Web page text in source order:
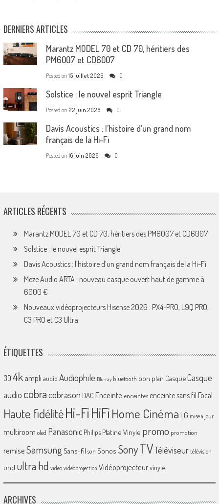
DERNIERS ARTICLES
Marantz MODEL 70 et CD 70, héritiers des
PM6007 et CD6007
Posted on 15 juillet 2026 0
Solstice : le nouvel esprit Triangle
Posted on 22 juin 2026 0
Davis Acoustics : l’histoire d’un grand nom
français de la Hi-Fi
Posted on 16 juin 2026 0
ARTICLES RÉCENTS
Marantz MODEL 70 et CD 70, héritiers des PM6007 et CD6007
Solstice : le nouvel esprit Triangle
Davis Acoustics : l’histoire d’un grand nom français de la Hi-Fi
Meze Audio ARTA : nouveau casque ouvert haut de gamme à
6000 €
Nouveaux vidéoprojecteurs Hisense 2026 : PX4-PRO, L9Q PRO,
C3 PRO et C3 Ultra
ÉTIQUETTES
3D 4k ampliaudio Audiophile Blu-ray bluetooth bon plan CasqueCasque
audio cobracobrason DAC Enceinte enceintes enceinte sans fil Focal
Haute fidélitéHi-FiHiFiHome Cinéma LG mise à jour
multiroom oled Panasonic Philips Platine Vinyle promo promotion
remiseSamsungSans-fil son Sonos SonyTVTéléviseur télévision
uhd ultra hd video videoprojection Vidéoprojecteurvinyle
ARCHIVES